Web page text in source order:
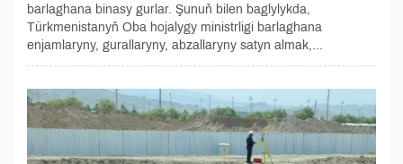
barlaghana binasy gurlar. Şunuň bilen baglylykda,
Türkmenistanyň Oba hojalygy ministrligi barlaghana
enjamlaryny, gurallaryny, abzallaryny satyn almak,...